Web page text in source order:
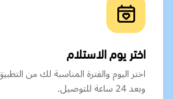
اختر يوم الاستلام
اختر اليوم والفترة المناسبة لك من
وبعد 24 ساعة للتوصيل.